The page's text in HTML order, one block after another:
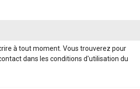
à tout moment. Vous trouverez pour
dans les conditions d'utilisation du